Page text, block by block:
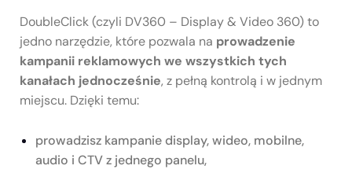
DoubleClick (czyli DV360 – Display & Video 360) to
jedno narzędzie, które pozwala na prowadzenie
kampanii reklamowych we wszystkich tych
kanałach jednocześnie, z pełną kontrolą i w jednym
miejscu. Dzięki temu:
prowadzisz kampanie display, wideo, mobilne,
audio i CTV z jednego panelu,